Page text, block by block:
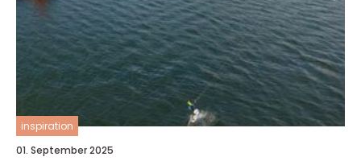
inspiration
01. September 2025